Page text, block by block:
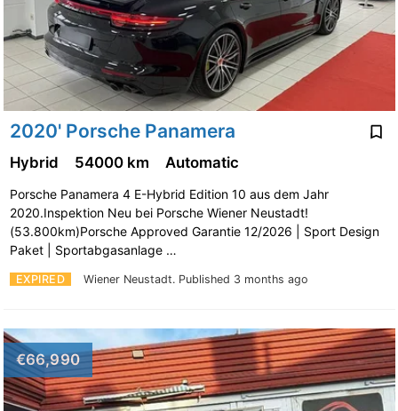
2020' Porsche Panamera
EXPIRED Wiener Neustadt. Published 3 months ago
Hybrid 54000 km Automatic
Porsche Panamera 4 E-Hybrid Edition 10 aus dem Jahr
2020.Inspektion Neu bei Porsche Wiener Neustadt!
(53.800km)Porsche Approved Garantie 12/2026 | Sport Design
Paket | Sportabgasanlage …
€66,990